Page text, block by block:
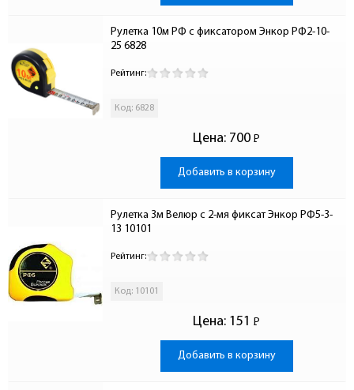
Рулетка 10м РФ с фиксатором Энкор РФ2-10-
25 6828
Рейтинг:
Код: 6828
Цена: 700 Р
-
Добавить в корзину
Рулетка 3м Велюр c 2-мя фиксат Энкор РФ5-3-
13 10101
Рейтинг:
Код: 10101
Цена: 151 Р
-
Добавить в корзину